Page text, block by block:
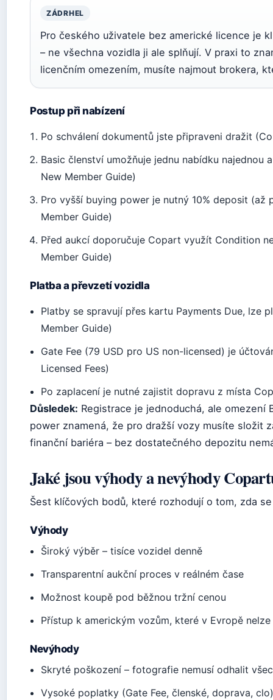
ZÁDRHEL
Pro českého uživatele bez americké licence je
– ne všechna vozidla ji ale splňují. V praxi to
licenčním omezením, musíte najmout brokera,
Postup při nabízení
Po schválení dokumentů jste připraveni dražit
Basic členství umožňuje jednu nabídku
New Member Guide)
Pro vyšší buying power je nutný 10% deposit (až
Member Guide)
Před aukcí doporučuje Copart využít Condition
Member Guide)
Platba a převzetí vozidla
Platby se spravují přes kartu Payments Due, lze
Member Guide)
Gate Fee (79 USD pro US non-licensed) je
Licensed Fees)
Po zaplacení je nutné zajistit dopravu z místa
Důsledek: Registrace je jednoduchá, ale omezení
power znamená, že pro dražší vozy musíte složit
finanční bariéra – bez dostatečného depozitu
Jaké jsou výhody a nevýhody
Šest klíčových bodů, které rozhodují o tom, zda
Výhody
Široký výběr – tisíce vozidel denně
Transparentní aukční proces v reálném čase
Možnost koupě pod běžnou tržní cenou
Přístup k americkým vozům, které v Evropě nelze
Nevýhody
Skryté poškození – fotografie nemusí odhalit
Vysoké poplatky (Gate Fee, členské, doprava,